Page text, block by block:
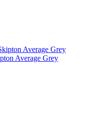
Average Grey